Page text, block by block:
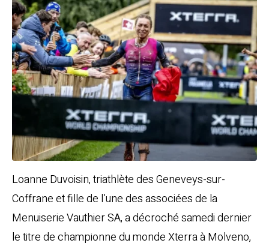
Loanne Duvoisin, triathlète des Geneveys-sur-
Coffrane et fille de l’une des associées de la
Menuiserie Vauthier SA, a décroché samedi dernier
le titre de championne du monde Xterra à Molveno,